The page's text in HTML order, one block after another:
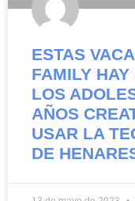
ESTAS
FAMILY HAY
LOS
AÑOS
USAR LA
DE